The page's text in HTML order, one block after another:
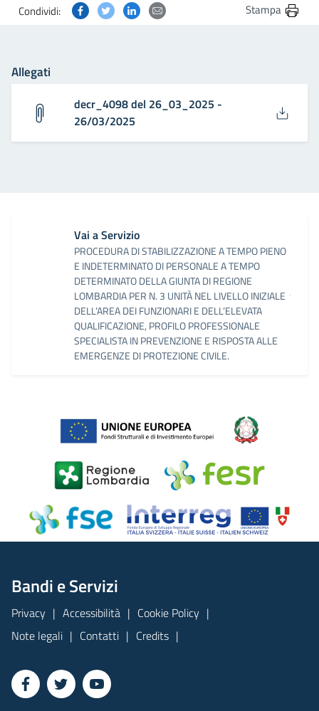
Condividi: Condividi questa pagina su Facebook
Condividi questa pagina su Twitter
Condividi questa pagina su Linkedin
Condividi questa pagina via
Stampa
Allegati
decr_4098 del 26_03_2025 -
26/03/2025
Vai a Servizio
PROCEDURA DI STABILIZZAZIONE A TEMPO PIENO
E INDETERMINATO DI PERSONALE A TEMPO
DETERMINATO DELLA GIUNTA DI REGIONE
LOMBARDIA PER N. 3 UNITÀ NEL LIVELLO INIZIALE
DELL’AREA DEI FUNZIONARI E DELL’ELEVATA
QUALIFICAZIONE, PROFILO PROFESSIONALE
SPECIALISTA IN PREVENZIONE E RISPOSTA ALLE
EMERGENZE DI PROTEZIONE CIVILE.
Bandi e Servizi
Privacy Accessibilità
Cookie Policy
Note legali
Contatti Credits